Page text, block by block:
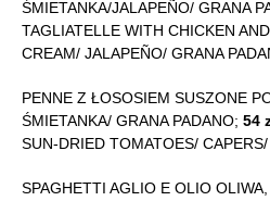
ŚMIETANKA/JALAPEÑO/ GRANA
TAGLIATELLE WITH CHICKEN
CREAM/ JALAPEÑO/ GRANA
PENNE Z ŁOSOSIEM SUSZONE
ŚMIETANKA/ GRANA PADANO; 54
SUN-DRIED TOMATOES/
SPAGHETTI AGLIO E OLIO